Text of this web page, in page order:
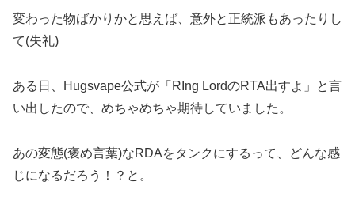
変わった物ばかりかと思えば、意外と正統派もあったりし
て(失礼)
ある日、Hugsvape公式が「RIng LordのRTA出すよ」と言
い出したので、めちゃめちゃ期待していました。
あの変態(褒め言葉)なRDAをタンクにするって、どんな感
じになるだろう！？と。